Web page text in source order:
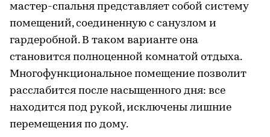
мастер-спальня представляет собой систему
помещений, соединенную с санузлом и
гардеробной. В таком варианте она
становится полноценной комнатой отдыха.
Многофункциональное помещение позволит
расслабится после насыщенного дня: все
находится под рукой, исключены лишние
перемещения по дому.